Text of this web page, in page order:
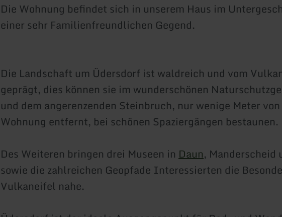
Die Wohnung befindet sich in unserem Haus im
einer sehr Familienfreundlichen Gegend.
Die Landschaft um Üdersdorf ist waldreich und vom
geprägt, dies können sie im wunderschönen
und dem angerenzenden Steinbruch, nur wenige Meter
Wohnung entfernt, bei schönen Spaziergängen bestaunen.
Des Weiteren bringen drei Museen in Daun, Manderscheid
sowie die zahlreichen Geopfade Interessierten die
Vulkaneifel nahe.